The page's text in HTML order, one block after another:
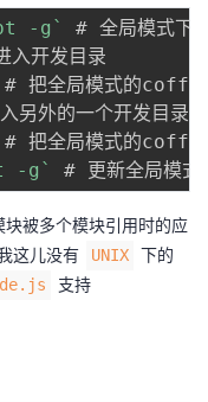
-g `
# 全局模式下
# 把全局模式的
# 把全局模式的
-g ` # 更新全局模
块被多个模块引用时的应
这儿没有 UNIX 下的
支持